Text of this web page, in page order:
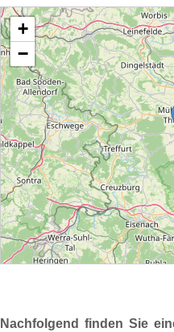
Nachfolgend finden Sie